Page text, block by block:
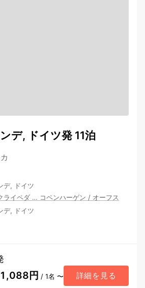
デ, ドイツ発 11泊
デ, ドイツ
ライペダ … コペンハーゲン / オーフス
デ, ドイツ
円 / 1名 〜 詳細を見る